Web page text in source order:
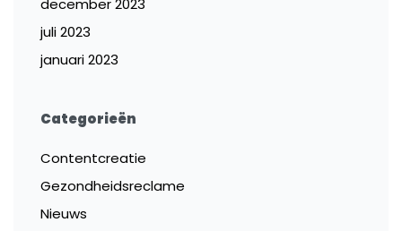
december 2023
juli 2023
januari 2023
Categorieën
Contentcreatie
Gezondheidsreclame
Nieuws